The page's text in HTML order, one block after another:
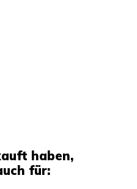
haben,
für: